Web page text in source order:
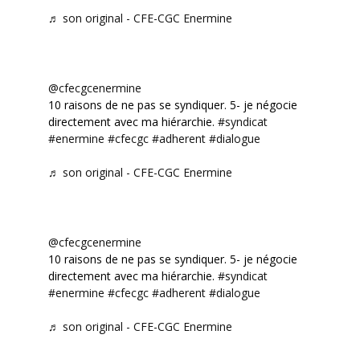
♬ son original - CFE-CGC Enermine
@cfecgcenermine
10 raisons de ne pas se syndiquer. 5- je négocie
directement avec ma hiérarchie. #syndicat
#enermine #cfecgc #adherent #dialogue
♬ son original - CFE-CGC Enermine
@cfecgcenermine
10 raisons de ne pas se syndiquer. 5- je négocie
directement avec ma hiérarchie. #syndicat
#enermine #cfecgc #adherent #dialogue
♬ son original - CFE-CGC Enermine